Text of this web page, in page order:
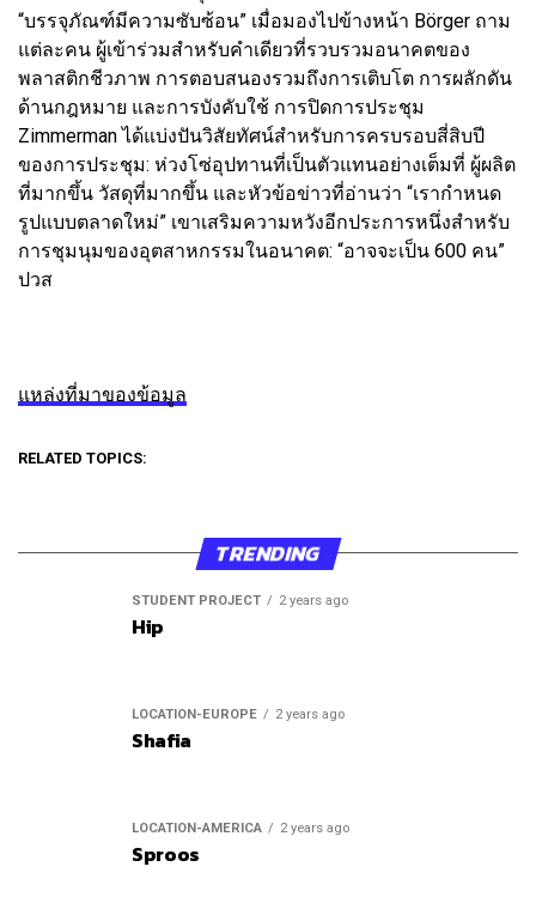
“บรรจุภัณฑ์มีความซับซ้อน” เมื่อมองไปข้างหน้า Börger ถาม
แต่ละคน ผู้เข้าร่วมสำหรับคำเดียวที่รวบรวมอนาคตของ
พลาสติกชีวภาพ การตอบสนองรวมถึงการเติบโต การผลักดัน
ด้านกฎหมาย และการบังคับใช้ การปิดการประชุม
Zimmerman ได้แบ่งปันวิสัยทัศน์สำหรับการครบรอบสี่สิบปี
ของการประชุม: ห่วงโซ่อุปทานที่เป็นตัวแทนอย่างเต็มที่ ผู้ผลิต
ที่มากขึ้น วัสดุที่มากขึ้น และหัวข้อข่าวที่อ่านว่า “เรากำหนด
รูปแบบตลาดใหม่” เขาเสริมความหวังอีกประการหนึ่งสำหรับ
การชุมนุมของอุตสาหกรรมในอนาคต: “อาจจะเป็น 600 คน”
ปวส
แหล่งที่มาของข้อมูล
RELATED TOPICS:
TRENDING
STUDENT PROJECT 2 years ago
Hip
LOCATION-EUROPE 2 years ago
Shafia
LOCATION-AMERICA 2 years ago
Sproos